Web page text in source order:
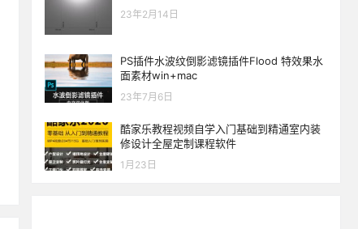
23年2月14日
PS插件水波纹倒影滤镜插件Flood 特效果水
面素材win+mac
23年7月6日
酷家乐教程视频自学入门基础到精通室内装
修设计全屋定制课程软件
1月23日
生活也美好了！
走路也有劲了！